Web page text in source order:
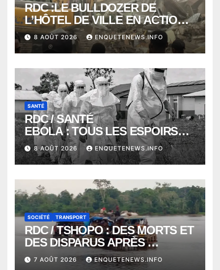
RDC :LE BULLDOZER DE
L’HÔTEL DE VILLE EN ACTION
POUR DEGAGER LA VOIE
PUBLIQUE en action DANS LA
COMMUNE DE NGALIEMA
8 AOÛT 2026 ENQUETENEWS.INFO
SANTÉ
RDC / SANTÉ
EBOLA : TOUS LES ESPOIRS
VONT VERS SEPTEMBRE
ALORS QUE L’ÉPIDÉMIE TEND
VERS 2000 DÉCÈS
8 AOÛT 2026 ENQUETENEWS.INFO
SOCIÉTÉ TRANSPORT
RDC / TSHOPO : DES MORTS ET
DES DISPARUS APRÈS
NAUFRAGE D’UNE BALEINIERE
À QUELQUES KILOMÈTRES DE
7 AOÛT 2026 ENQUETENEWS.INFO